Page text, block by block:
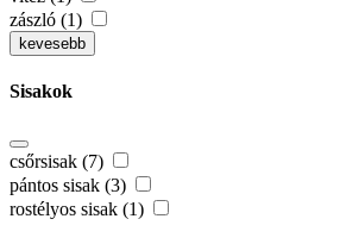
zászló (1)
kevesebb
Sisakok
csőrsisak (7)
pántos sisak (3)
rostélyos sisak (1)